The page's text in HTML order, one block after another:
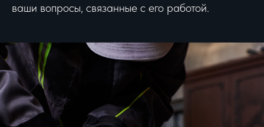
ваши вопросы, связанные с его работой.